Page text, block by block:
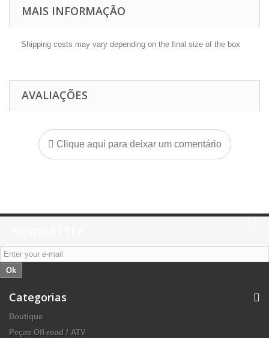
MAIS INFORMAÇÃO
Shipping costs may vary depending on the final size of the box
AVALIAÇÕES
Clique aqui para deixar um comentário
Ok
Categorias
Boutique
Peças Off-road / ATV